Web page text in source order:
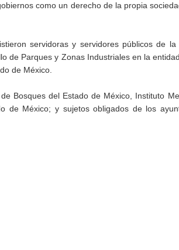
como un derecho de la propia
servidoras y servidores públicos de
de Parques y Zonas Industriales en la
de México.
Bosques del Estado de México, Instituto
de México; y sujetos obligados de los